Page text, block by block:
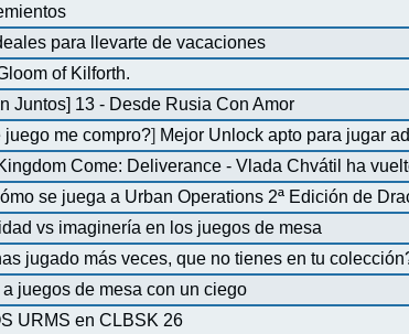
para llevarte de vacaciones
of Kilforth.
Juntos] 13 - Desde Rusia Con Amor
me compro?] Mejor Unlock apto para jugar
Come: Deliverance - Vlada Chvátil ha
se juega a Urban Operations 2ª Edición de
vs imaginería en los juegos de mesa
jugado más veces, que no tienes en tu
a juegos de mesa con un ciego
URMS en CLBSK 26